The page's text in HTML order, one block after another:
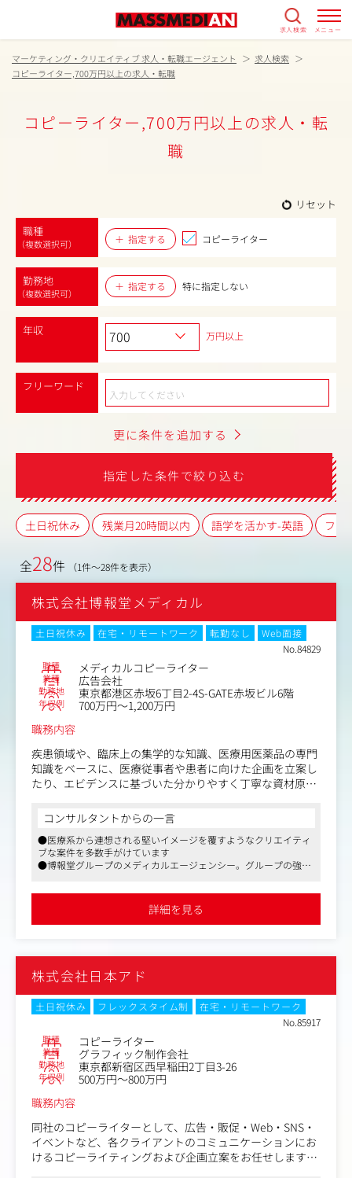
求人検索 メニュー
マーケティング・クリエイティブ 求人・転職エージェント
求人検索
コピーライター,700万円以上の求人・転職
コピーライター,700万円以上の求人・転
職
リセット
職種
（複数選択可） 指定する コピーライター
勤務地
（複数選択可）
指定する 特に指定しない
年収 万円以上
フリーワード
更に条件を追加する
指定した条件で絞り込む
土日祝休み 残業月20時間以内 語学を活かす-英語 フレ
全28件 （1件～28件を表示）
株式会社博報堂メディカル
土日祝休み 在宅・リモートワーク 転勤なし
Web面接
No.84829
職種 メディカルコピーライター
業種 広告会社
勤務地 東京都港区赤坂6丁目2-4S-GATE赤坂ビル6階
年収例
700万円～1,200万円
職務内容
疾患領域や、臨床上の集学的な知識、医療用医薬品の専門
知識をベースに、医療従事者や患者に向けた企画を立案し
たり、エビデンスに基づいた分かりやすく丁寧な資材原稿
※変更の範囲：会社の定める業務
コンサルタントからの一言
●医療系から連想される堅いイメージを覆すようなクリエイティ
ブな案件を多数手がけています
●博報堂グループのメディカルエージェンシー。グループの強み
詳細を見る
株式会社日本アド
土日祝休み フレックスタイム制
在宅・リモートワーク
No.85917
職種 コピーライター
業種 グラフィック制作会社
勤務地 東京都新宿区西早稲田2丁目3-26
年収例
500万円～800万円
職務内容
同社のコピーライターとして、広告・販促・Web・SNS・
イベントなど、各クライアントのコミュニケーションにお
けるコピーライティングおよび企画立案をお任せします。